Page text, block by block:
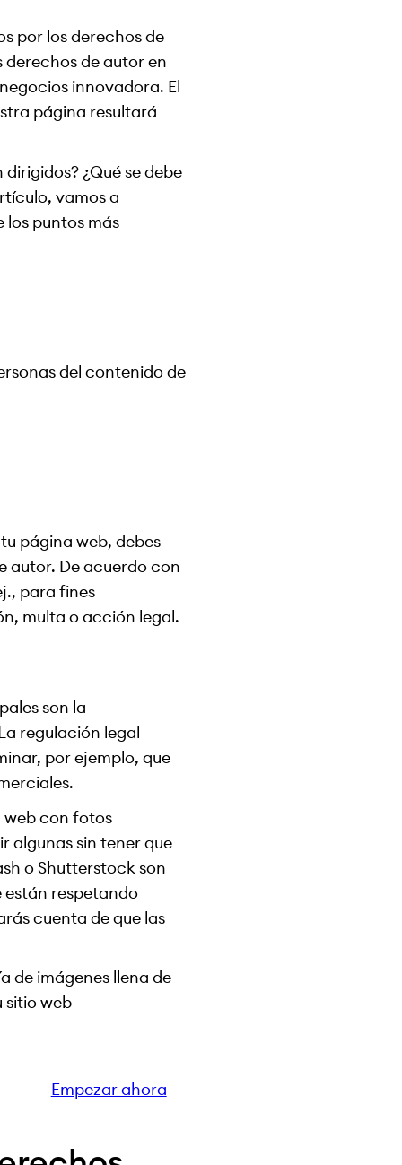
por los derechos de
de autor en
innovadora. El
página resultará
¿Qué se debe
vamos a
los puntos más
del contenido de
página web, debes
autor. De acuerdo con
para fines
multa o acción legal.
son la
regulación legal
por ejemplo, que
web con fotos
algunas sin tener que
o Shutterstock son
están respetando
cuenta de que las
de imágenes llena de
sitio web
Empezar ahora